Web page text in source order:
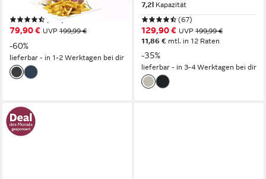
Kapazität
(341)
79,90 € UVP 199,99 €
-60%
lieferbar - in 1-2 Werktagen bei dir
7,2l Kapazität
(67)
129,90 € UVP 199,99 €
11,86 € mtl. in 12 Raten
-35%
lieferbar - in 3-4 Werktagen bei dir